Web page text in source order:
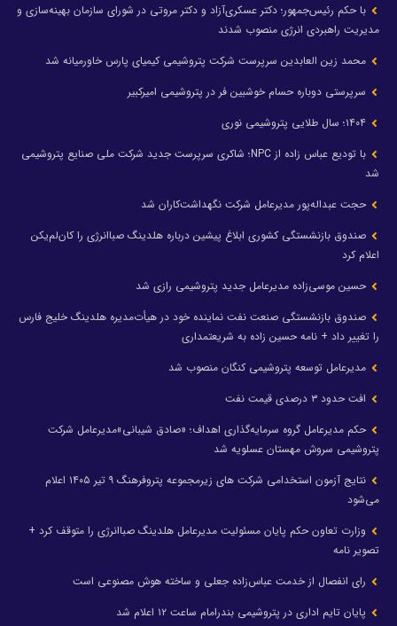
با حکم رئیس‌جمهور؛ دکتر عسکری‌آزاد و دکتر مروتی در شورای سازمان بهینه‌سازی و
مدیریت راهبردی انرژی منصوب شدند
محمد زین العابدین سرپرست شرکت پتروشیمی کیمیای پارس خاورمیانه شد
سرپرستی دوباره حسام خوشبین فر در پتروشیمی امیرکبیر
با تودیع عباس زاده از NPC؛ شاکری سرپرست جدید شرکت ملی صنایع پتروشیمی
شد
حجت عبداله‌پور مدیرعامل شرکت نگهداشت‌کاران شد
صندوق بازنشستگی کشوری ابلاغ پیشین درباره هلدینگ صباانرژی را کان‌لم‌یکن
اعلام کرد
حسین موسی‌زاده مدیرعامل جدید پتروشیمی رازی شد
صندوق بازنشستگی صنعت نفت نماینده خود در هیأت‌مدیره هلدینگ خلیج فارس
را تغییر داد + نامه حسین زاده به شریعتمداری
مدیرعامل توسعه پتروشیمی کنگان منصوب شد
افت حدود ۳ درصدی قیمت نفت
حکم مدیرعامل گروه سرمایه‌گذاری اهداف؛ «صادق شیبانی»مدیرعامل شرکت
پتروشیمی سروش مهستان عسلویه شد
نتایج آزمون استخدامی شرکت های زیرمجموعه پتروفرهنگ ۹ تیر ۱۴۰۵ اعلام
می‌شود
وزارت تعاون حکم پایان مسئولیت مدیرعامل هلدینگ صباانرژی را متوقف کرد +
تصویر نامه
رای انفصال از خدمت عباس‌زاده جعلی و ساخته هوش مصنوعی است
پایان تایم اداری در پتروشیمی بندرامام ساعت ۱۲ اعلام شد